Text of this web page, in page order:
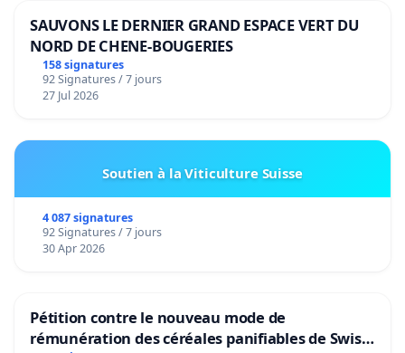
SAUVONS LE DERNIER GRAND ESPACE VERT DU
NORD DE CHENE-BOUGERIES
158 signatures
92 Signatures / 7 jours
27 Jul 2026
Soutien à la Viticulture Suisse
4 087 signatures
92 Signatures / 7 jours
30 Apr 2026
Pétition contre le nouveau mode de
rémunération des céréales panifiables de Swiss